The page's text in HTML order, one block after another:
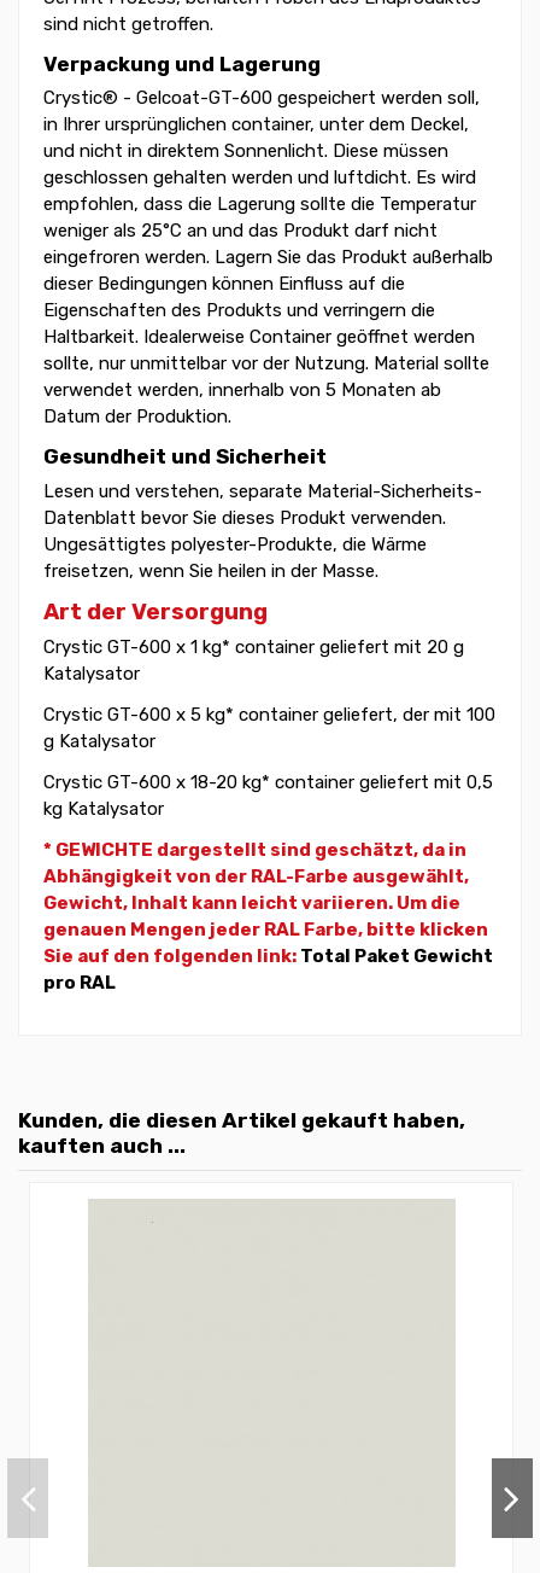
sind nicht getroffen.
Verpackung und Lagerung
Crystic® - Gelcoat-GT-600 gespeichert werden soll,
in Ihrer ursprünglichen container, unter dem Deckel,
und nicht in direktem Sonnenlicht. Diese müssen
geschlossen gehalten werden und luftdicht. Es wird
empfohlen, dass die Lagerung sollte die Temperatur
weniger als 25°C an und das Produkt darf nicht
eingefroren werden. Lagern Sie das Produkt außerhalb
dieser Bedingungen können Einfluss auf die
Eigenschaften des Produkts und verringern die
Haltbarkeit. Idealerweise Container geöffnet werden
sollte, nur unmittelbar vor der Nutzung. Material sollte
verwendet werden, innerhalb von 5 Monaten ab
Datum der Produktion.
Gesundheit und Sicherheit
Lesen und verstehen, separate Material-Sicherheits-
Datenblatt bevor Sie dieses Produkt verwenden.
Ungesättigtes polyester-Produkte, die Wärme
freisetzen, wenn Sie heilen in der Masse.
Art der Versorgung
Crystic GT-600 x 1 kg* container geliefert mit 20 g
Katalysator
Crystic GT-600 x 5 kg* container geliefert, der mit 100
g Katalysator
Crystic GT-600 x 18-20 kg* container geliefert mit 0,5
kg Katalysator
* GEWICHTE dargestellt sind geschätzt, da in
Abhängigkeit von der RAL-Farbe ausgewählt,
Gewicht, Inhalt kann leicht variieren. Um die
genauen Mengen jeder RAL Farbe, bitte klicken
Sie auf den folgenden link: Total Paket Gewicht
pro RAL
Kunden, die diesen Artikel gekauft haben,
kauften auch ...